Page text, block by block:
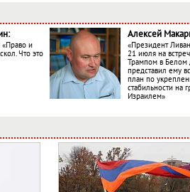
«Право и
Что это
Алексей
«Президент
21 июля на
Трампом в Белом
представил ему
план по
стабильности на
Израилем»